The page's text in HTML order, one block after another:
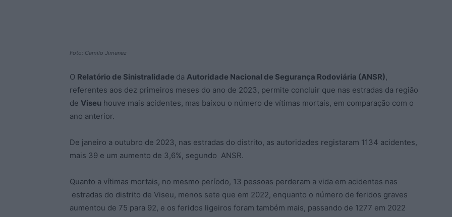
Foto: Camilo Jimenez
O Relatório de Sinistralidade da Autoridade Nacional de Segurança Rodoviária (ANSR),
referentes aos dez primeiros meses do ano de 2023, permite concluir que nas estradas da região
de Viseu houve mais acidentes, mas baixou o número de vítimas mortais, em comparação com o
ano anterior.
De janeiro a outubro de 2023, nas estradas do distrito, as autoridades registaram 1134 acidentes,
mais 39 e um aumento de 3,6%, segundo ANSR.
Quanto a vítimas mortais, no mesmo período, 13 pessoas perderam a vida em acidentes nas
estradas do distrito de Viseu, menos sete que em 2022, enquanto o número de feridos graves
aumentou de 75 para 92, e os feridos ligeiros foram também mais, passando de 1277 em 2022